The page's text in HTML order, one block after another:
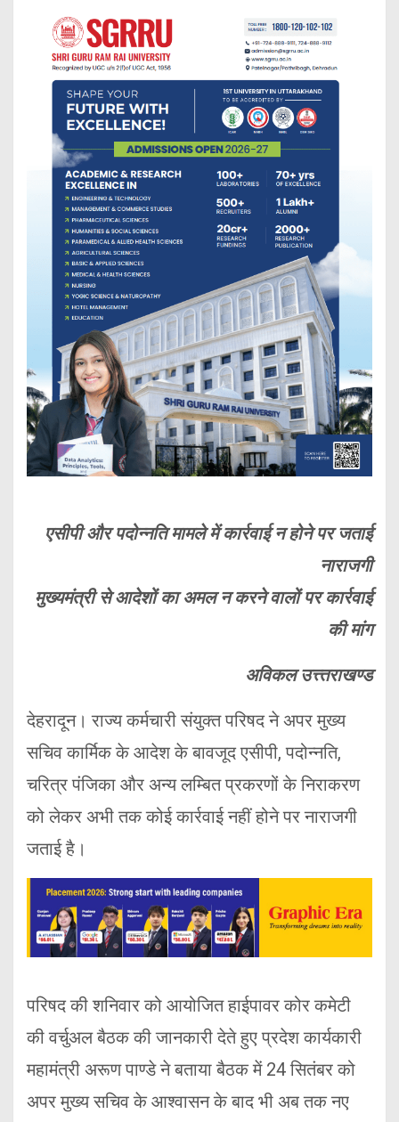
एसीपी और पदोन्नति मामले में कार्रवाई न होने पर जताई
नाराजगी
मुख्यमंत्री से आदेशों का अमल न करने वालों पर कार्रवाई
की मांग
अविकल उत्त्तराखण्ड
देहरादून। राज्य कर्मचारी संयुक्त परिषद ने अपर मुख्य
सचिव कार्मिक के आदेश के बावजूद एसीपी, पदोन्नति,
चरित्र पंजिका और अन्य लम्बित प्रकरणों के निराकरण
को लेकर अभी तक कोई कार्रवाई नहीं होने पर नाराजगी
जताई है।
परिषद की शनिवार को आयोजित हाईपावर कोर कमेटी
की वर्चुअल बैठक की जानकारी देते हुए प्रदेश कार्यकारी
महामंत्री अरूण पाण्डे ने बताया बैठक में 24 सितंबर को
अपर मुख्य सचिव के आश्वासन के बाद भी अब तक नए